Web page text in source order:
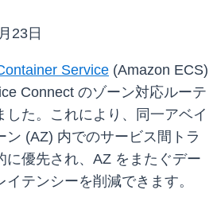
23日
Service (Amazon ECS)
Connect のゾーン対応ルーテ
した。これにより、同一アベイ
ン (AZ) 内でのサービス間トラ
に優先され、AZ をまたぐデー
テンシーを削減できます。